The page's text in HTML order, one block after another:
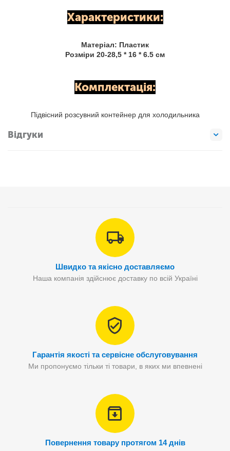
Характеристики:
Матеріал: Пластик
Розміри 20-28,5 * 16 * 6.5 см
Комплектація:
Підвісний розсувний контейнер для холодильника
Відгуки
Швидко та якісно доставляємо
Наша компанія здійснює доставку по всій Україні
Гарантія якості та сервісне обслуговування
Ми пропонуємо тільки ті товари, в яких ми впевнені
Повернення товару протягом 14 днів